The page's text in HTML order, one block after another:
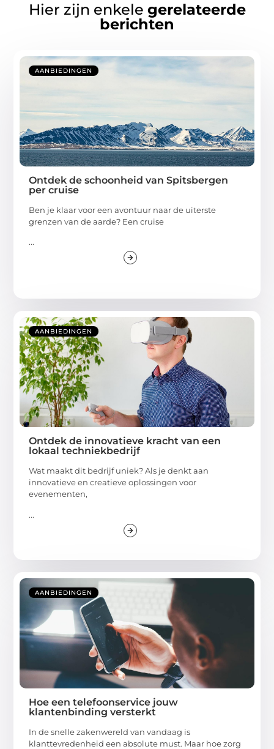
Hier zijn enkele gerelateerde
berichten
AANBIEDINGEN
Ontdek de schoonheid van Spitsbergen
per cruise
Ben je klaar voor een avontuur naar de uiterste
grenzen van de aarde? Een cruise
...
AANBIEDINGEN
Ontdek de innovatieve kracht van een
lokaal techniekbedrijf
Wat maakt dit bedrijf uniek? Als je denkt aan
innovatieve en creatieve oplossingen voor
evenementen,
...
AANBIEDINGEN
Hoe een telefoonservice jouw
klantenbinding versterkt
In de snelle zakenwereld van vandaag is
klanttevredenheid een absolute must. Maar hoe zorg